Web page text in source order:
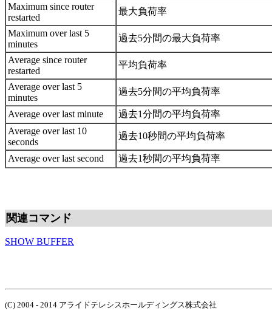
Maximum since router
restarted
最大負荷率
Maximum over last 5
minutes
過去5分間の最大負荷率
Average since router
restarted
平均負荷率
Average over last 5
minutes
過去5分間の平均負荷率
Average over last minute
過去1分間の平均負荷率
Average over last 10
seconds
過去10秒間の平均負荷率
Average over last second 過去1秒間の平均負荷率
関連コマンド
SHOW BUFFER
(C) 2004 - 2014 アライドテレシスホールディングス株式会社